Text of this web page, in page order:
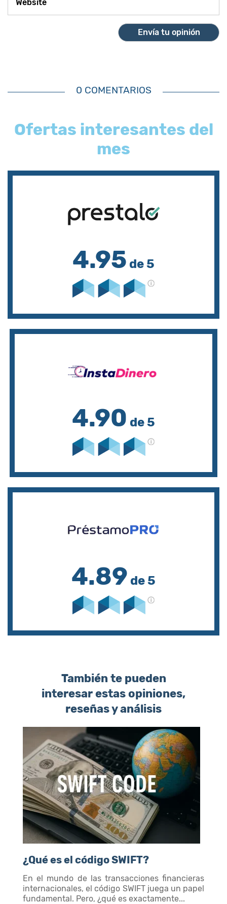
0 COMENTARIOS
Ofertas interesantes del
mes
4.95 de 5
4.90 de 5
4.89 de 5
También te pueden
interesar estas opiniones,
reseñas y análisis
¿Qué es el código SWIFT?
En el mundo de las transacciones financieras
internacionales, el código SWIFT juega un papel
fundamental. Pero, ¿qué es exactamente...